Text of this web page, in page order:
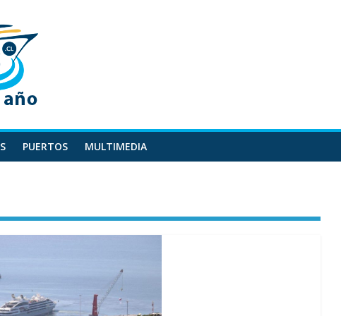
PUERTOS MULTIMEDIA